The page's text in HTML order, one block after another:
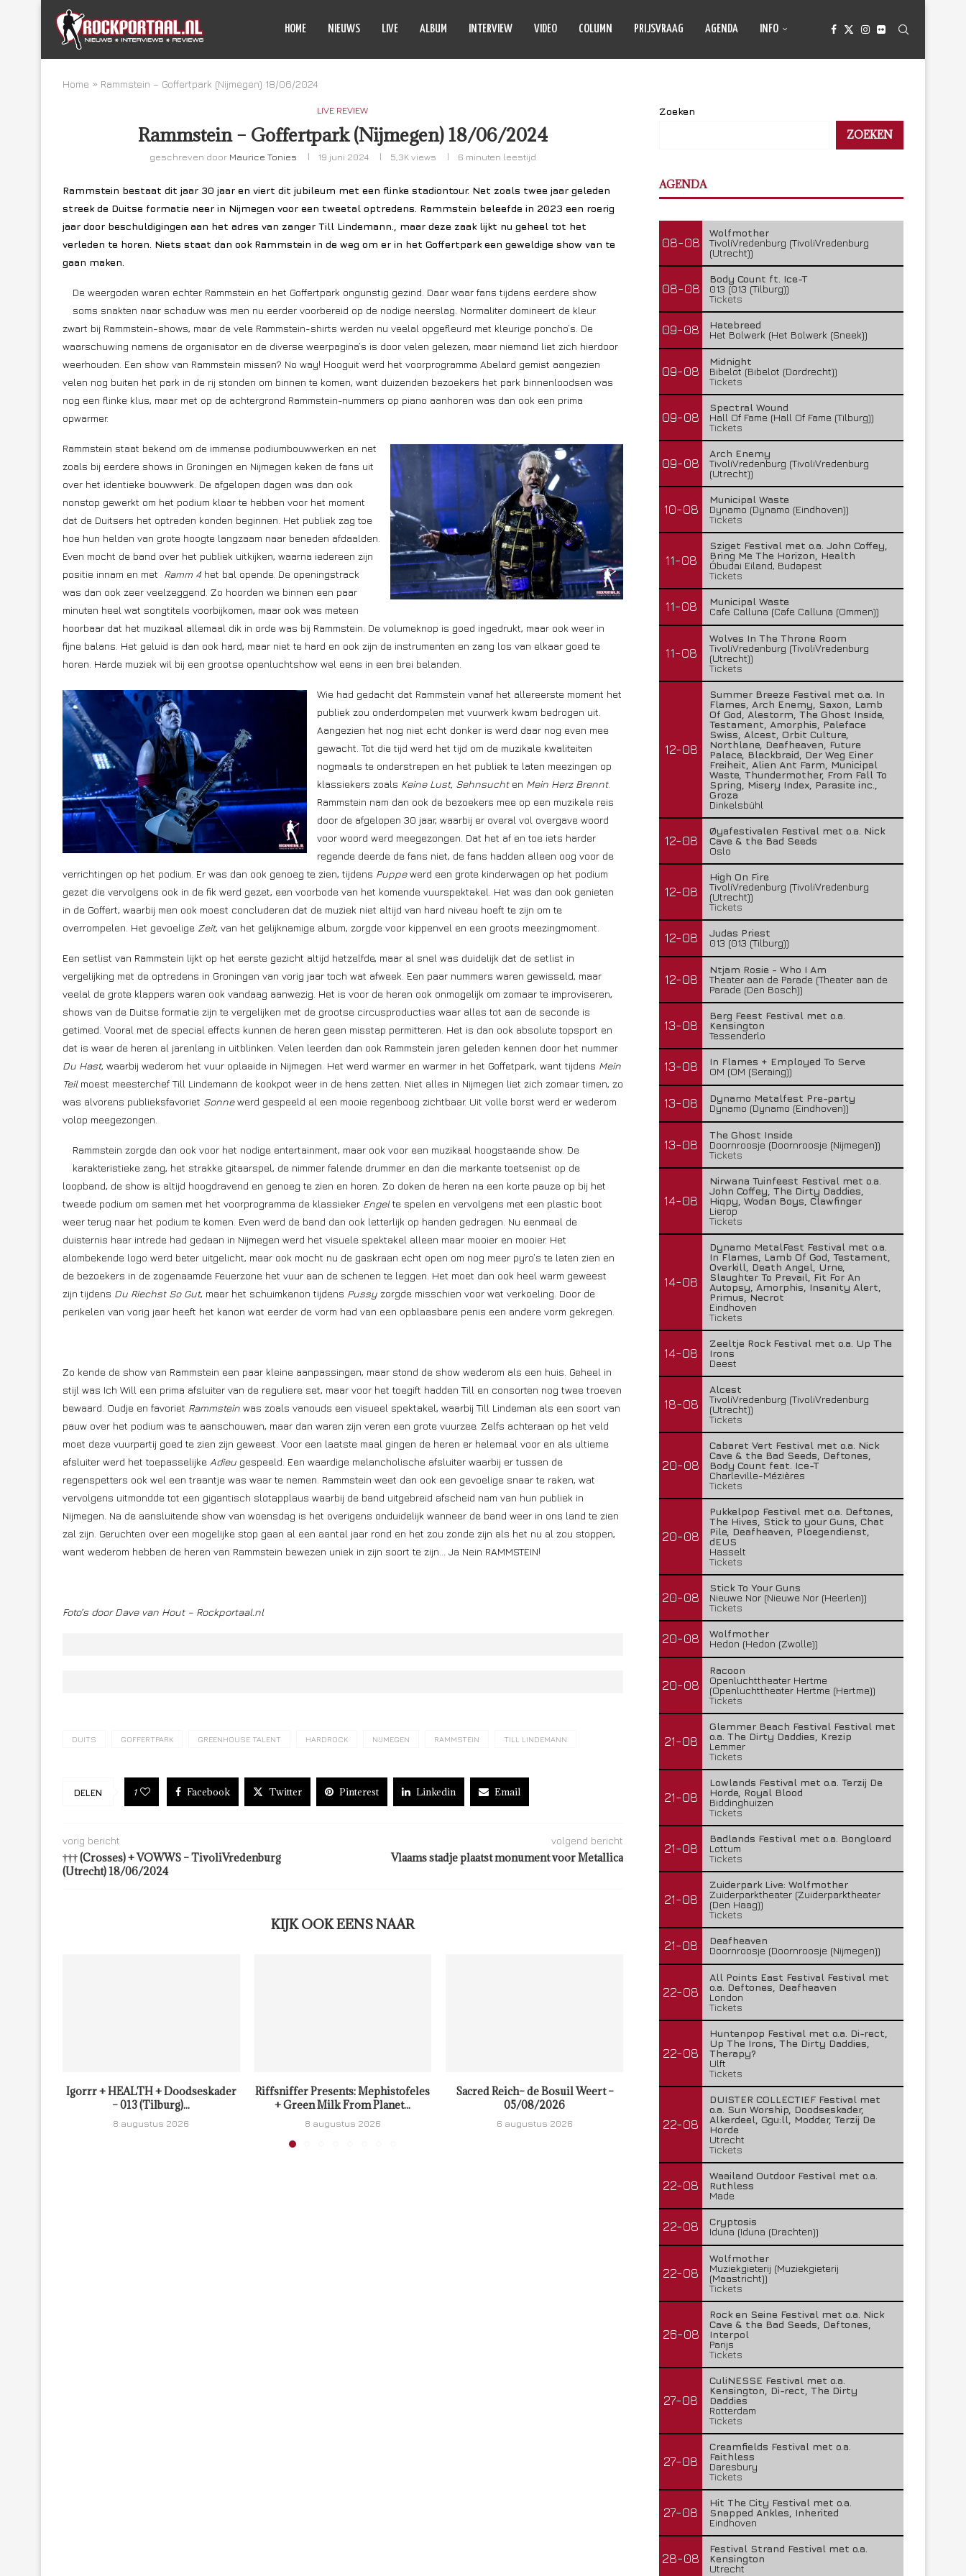
HOME NIEUWS LIVE ALBUM INTERVIEW VIDEO COLUMN PRIJSVRAAG AGENDA INFO
Home » Rammstein – Goffertpark (Nijmegen) 18/06/2024
LIVE REVIEW
Rammstein – Goffertpark (Nijmegen) 18/06/2024
geschreven door Maurice Tonies 19 juni 2024 5,3K views 6 minuten leestijd
Rammstein bestaat dit jaar 30 jaar en viert dit jubileum met een flinke stadiontour. Net zoals twee jaar geleden
streek de Duitse formatie neer in Nijmegen voor een tweetal optredens. Rammstein beleefde in 2023 een roerig
jaar door beschuldigingen aan het adres van zanger Till Lindemann., maar deze zaak lijkt nu geheel tot het
verleden te horen. Niets staat dan ook Rammstein in de weg om er in het Goffertpark een geweldige show van te
gaan maken.
De weergoden waren echter Rammstein en het Goffertpark ongunstig gezind. Daar waar fans tijdens eerdere show
soms snakten naar schaduw was men nu eerder voorbereid op de nodige neerslag. Normaliter domineert de kleur
zwart bij Rammstein-shows, maar de vele Rammstein-shirts werden nu veelal opgefleurd met kleurige poncho’s. De
waarschuwing namens de organisator en de diverse weerpagina’s is door velen gelezen, maar niemand liet zich hierdoor
weerhouden. Een show van Rammstein missen? No way! Hooguit werd het voorprogramma Abelard gemist aangezien
velen nog buiten het park in de rij stonden om binnen te komen, want duizenden bezoekers het park binnenloodsen was
nog een flinke klus, maar met op de achtergrond Rammstein-nummers op piano aanhoren was dan ook een prima
opwarmer.
Rammstein staat bekend om de immense podiumbouwwerken en net
zoals bij eerdere shows in Groningen en Nijmegen keken de fans uit
over het identieke bouwwerk. De afgelopen dagen was dan ook
nonstop gewerkt om het podium klaar te hebben voor het moment
dat de Duitsers het optreden konden beginnen. Het publiek zag toe
hoe hun helden van grote hoogte langzaam naar beneden afdaalden.
Even mocht de band over het publiek uitkijken, waarna iedereen zijn
positie innam en met Ramm 4het bal opende. De openingstrack
was dan ook zeer veelzeggend. Zo hoorden we binnen een paar
minuten heel wat songtitels voorbijkomen, maar ook was meteen
hoorbaar dat het muzikaal allemaal dik in orde was bij Rammstein. De volumeknop is goed ingedrukt, maar ook weer in
fijne balans. Het geluid is dan ook hard, maar niet te hard en ook zijn de instrumenten en zang los van elkaar goed te
horen. Harde muziek wil bij een grootse openluchtshow wel eens in een brei belanden.
Wie had gedacht dat Rammstein vanaf het allereerste moment het
publiek zou onderdompelen met vuurwerk kwam bedrogen uit.
Aangezien het nog niet echt donker is werd daar nog even mee
gewacht. Tot die tijd werd het tijd om de muzikale kwaliteiten
nogmaals te onderstrepen en het publiek te laten meezingen op
klassiekers zoals Keine Lust, Sehnsuchten Mein Herz Brennt.
Rammstein nam dan ook de bezoekers mee op een muzikale reis
door de afgelopen 30 jaar, waarbij er overal vol overgave woord
voor woord werd meegezongen. Dat het af en toe iets harder
regende deerde de fans niet, de fans hadden alleen oog voor de
verrichtingen op het podium. Er was dan ook genoeg te zien, tijdens Puppewerd een grote kinderwagen op het podium
gezet die vervolgens ook in de fik werd gezet, een voorbode van het komende vuurspektakel. Het was dan ook genieten
in de Goffert, waarbij men ook moest concluderen dat de muziek niet altijd van hard niveau hoeft te zijn om te
overrompelen. Het gevoelige Zeit, van het gelijknamige album, zorgde voor kippenvel en een groots meezingmoment.
Een setlist van Rammstein lijkt op het eerste gezicht altijd hetzelfde, maar al snel was duidelijk dat de setlist in
vergelijking met de optredens in Groningen van vorig jaar toch wat afweek. Een paar nummers waren gewisseld, maar
veelal de grote klappers waren ook vandaag aanwezig. Het is voor de heren ook onmogelijk om zomaar te improviseren,
shows van de Duitse formatie zijn te vergelijken met de grootse circusproducties waar alles tot aan de seconde is
getimed. Vooral met de special effects kunnen de heren geen misstap permitteren. Het is dan ook absolute topsport en
dat is waar de heren al jarenlang in uitblinken. Velen leerden dan ook Rammstein jaren geleden kennen door het nummer
Du Hast, waarbij wederom het vuur oplaaide in Nijmegen. Het werd warmer en warmer in het Goffetpark, want tijdens Mein
Teilmoest meesterchef Till Lindemann de kookpot weer in de hens zetten. Niet alles in Nijmegen liet zich zomaar timen, zo
was alvorens publieksfavoriet Sonnewerd gespeeld al een mooie regenboog zichtbaar. Uit volle borst werd er wederom
volop meegezongen.
Rammstein zorgde dan ook voor het nodige entertainment, maar ook voor een muzikaal hoogstaande show. De
karakteristieke zang, het strakke gitaarspel, de nimmer falende drummer en dan die markante toetsenist op de
loopband, de show is altijd hoogdravend en genoeg te zien en horen. Zo doken de heren na een korte pauze op bij het
tweede podium om samen met het voorprogramma de klassieker Engelte spelen en vervolgens met een plastic boot
weer terug naar het podium te komen. Even werd de band dan ook letterlijk op handen gedragen. Nu eenmaal de
duisternis haar intrede had gedaan in Nijmegen werd het visuele spektakel alleen maar mooier en mooier. Het
alombekende logo werd beter uitgelicht, maar ook mocht nu de gaskraan echt open om nog meer pyro’s te laten zien en
de bezoekers in de zogenaamde Feuerzone het vuur aan de schenen te leggen. Het moet dan ook heel warm geweest
zijn tijdens Du Riechst So Gut, maar het schuimkanon tijdens Pussy zorgde misschien voor wat verkoeling. Door de
perikelen van vorig jaar heeft het kanon wat eerder de vorm had van een opblaasbare penis een andere vorm gekregen.
Zo kende de show van Rammstein een paar kleine aanpassingen, maar stond de show wederom als een huis. Geheel in
stijl was Ich Will een prima afsluiter van de reguliere set, maar voor het toegift hadden Till en consorten nog twee troeven
bewaard. Oudje en favoriet Rammstein was zoals vanouds een visueel spektakel, waarbij Till Lindeman als een soort van
pauw over het podium was te aanschouwen, maar dan waren zijn veren een grote vuurzee. Zelfs achteraan op het veld
moet deze vuurpartij goed te zien zijn geweest. Voor een laatste maal gingen de heren er helemaal voor en als ultieme
afsluiter werd het toepasselijke Adieu gespeeld. Een waardige melancholische afsluiter waarbij er tussen de
regenspetters ook wel een traantje was waar te nemen. Rammstein weet dan ook een gevoelige snaar te raken, wat
vervolgens uitmondde tot een gigantisch slotapplaus waarbij de band uitgebreid afscheid nam van hun publiek in
Nijmegen. Na de aansluitende show van woensdag is het overigens onduidelijk wanneer de band weer in ons land te zien
zal zijn. Geruchten over een mogelijke stop gaan al een aantal jaar rond en het zou zonde zijn als het nu al zou stoppen,
want wederom hebben de heren van Rammstein bewezen uniek in zijn soort te zijn… Ja Nein RAMMSTEIN!
Foto’s door Dave van Hout – Rockportaal.nl
DUITS GOFFERTPARK GREENHOUSE TALENT HARDROCK NIJMEGEN RAMMSTEIN TILL LINDEMANN
DELEN 1 Facebook Twitter Pinterest Linkedin Email
vorig bericht
††† (Crosses) + VOWWS – TivoliVredenburg
(Utrecht) 18/06/2024
volgend bericht
Vlaams stadje plaatst monument voor Metallica
KIJK OOK EENS NAAR
Igorrr + HEALTH + Doodseskader
– 013 (Tilburg)...
8 augustus 2026
Riffsniffer Presents: Mephistofeles
+ Green Milk From Planet...
8 augustus 2026
Sacred Reich– de Bosuil Weert –
05/08/2026
6 augustus 2026
Misery Index – Elpee (Deinze,
België) 04/08/2026
6 augustus 2026
Phil Campbell’s Bastard
Zoeken
ZOEKEN
AGENDA
08-08
Wolfmother
TivoliVredenburg (TivoliVredenburg
(Utrecht))
08-08
Body Count ft. Ice-T
013 (013 (Tilburg))
Tickets
09-08
Hatebreed
Het Bolwerk (Het Bolwerk (Sneek))
09-08
Midnight
Bibelot (Bibelot (Dordrecht))
Tickets
09-08
Spectral Wound
Hall Of Fame (Hall Of Fame (Tilburg))
Tickets
09-08
Arch Enemy
TivoliVredenburg (TivoliVredenburg
(Utrecht))
10-08
Municipal Waste
Dynamo (Dynamo (Eindhoven))
Tickets
11-08
Sziget Festival met o.a. John Coffey,
Bring Me The Horizon, Health
Óbudai Eiland, Budapest
Tickets
11-08
Municipal Waste
Cafe Calluna (Cafe Calluna (Ommen))
11-08
Wolves In The Throne Room
TivoliVredenburg (TivoliVredenburg
(Utrecht))
Tickets
12-08
Summer Breeze Festival met o.a. In
Flames, Arch Enemy, Saxon, Lamb
Of God, Alestorm, The Ghost Inside,
Testament, Amorphis, Paleface
Swiss, Alcest, Orbit Culture,
Northlane, Deafheaven, Future
Palace, Blackbraid, Der Weg Einer
Freiheit, Alien Ant Farm, Municipal
Waste, Thundermother, From Fall To
Spring, Misery Index, Parasite inc.,
Groza
Dinkelsbühl
12-08
Øyafestivalen Festival met o.a. Nick
Cave & the Bad Seeds
Oslo
12-08
High On Fire
TivoliVredenburg (TivoliVredenburg
(Utrecht))
Tickets
12-08
Judas Priest
013 (013 (Tilburg))
12-08
Ntjam Rosie - Who I Am
Theater aan de Parade (Theater aan de
Parade (Den Bosch))
13-08
Berg Feest Festival met o.a.
Kensington
Tessenderlo
13-08
In Flames + Employed To Serve
OM (OM (Seraing))
13-08
Dynamo Metalfest Pre-party
Dynamo (Dynamo (Eindhoven))
13-08
The Ghost Inside
Doornroosje (Doornroosje (Nijmegen))
Tickets
14-08
Nirwana Tuinfeest Festival met o.a.
John Coffey, The Dirty Daddies,
Hiqpy, Wodan Boys, Clawfinger
Lierop
Tickets
14-08
Dynamo MetalFest Festival met o.a.
In Flames, Lamb Of God, Testament,
Overkill, Death Angel, Urne,
Slaughter To Prevail, Fit For An
Autopsy, Amorphis, Insanity Alert,
Primus, Necrot
Eindhoven
Tickets
14-08
Zeeltje Rock Festival met o.a. Up The
Irons
Deest
18-08
Alcest
TivoliVredenburg (TivoliVredenburg
(Utrecht))
Tickets
20-08
Cabaret Vert Festival met o.a. Nick
Cave & the Bad Seeds, Deftones,
Body Count feat. Ice-T
Charleville-Mézières
Tickets
20-08
Pukkelpop Festival met o.a. Deftones,
The Hives, Stick to your Guns, Chat
Pile, Deafheaven, Ploegendienst,
dEUS
Hasselt
Tickets
20-08
Stick To Your Guns
Nieuwe Nor (Nieuwe Nor (Heerlen))
Tickets
20-08
Wolfmother
Hedon (Hedon (Zwolle))
20-08
Racoon
Openluchttheater Hertme
(Openluchttheater Hertme (Hertme))
Tickets
21-08
Glemmer Beach Festival Festival met
o.a. The Dirty Daddies, Krezip
Lemmer
Tickets
21-08
Lowlands Festival met o.a. Terzij De
Horde, Royal Blood
Biddinghuizen
Tickets
21-08
Badlands Festival met o.a. Bongloard
Lottum
Tickets
21-08
Zuiderpark Live: Wolfmother
Zuiderparktheater (Zuiderparktheater
(Den Haag))
Tickets
21-08
Deafheaven
Doornroosje (Doornroosje (Nijmegen))
22-08
All Points East Festival Festival met
o.a. Deftones, Deafheaven
London
Tickets
22-08
Huntenpop Festival met o.a. Di-rect,
Up The Irons, The Dirty Daddies,
Therapy?
Ulft
Tickets
22-08
DUISTER COLLECTIEF Festival met
o.a. Sun Worship, Doodseskader,
Alkerdeel, Ggu:ll, Modder, Terzij De
Horde
Utrecht
Tickets
22-08
Waailand Outdoor Festival met o.a.
Ruthless
Made
22-08
Cryptosis
Iduna (Iduna (Drachten))
22-08
Wolfmother
Muziekgieterij (Muziekgieterij
(Maastricht))
Tickets
26-08
Rock en Seine Festival met o.a. Nick
Cave & the Bad Seeds, Deftones,
Interpol
Parijs
Tickets
27-08
CuliNESSE Festival met o.a.
Kensington, Di-rect, The Dirty
Daddies
Rotterdam
Tickets
27-08
Creamfields Festival met o.a.
Faithless
Daresbury
Tickets
27-08
Hit The City Festival met o.a.
Snapped Ankles, Inherited
Eindhoven
28-08
Festival Strand Festival met o.a.
Kensington
Utrecht